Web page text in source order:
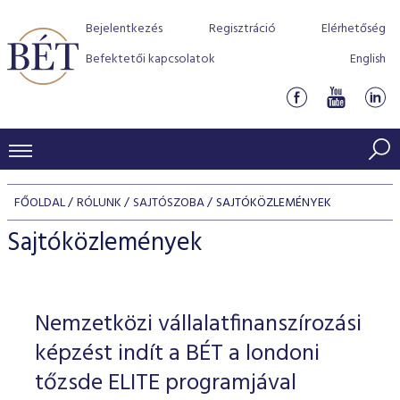
Bejelentkezés Regisztráció
Elérhetőség
Befektetői kapcsolatok
English
KERESKEDÉSI ADATOK
INDEXEK
Jelzáloglevél indexek
Vállalati kötvény indexek
Azonnali Piac
Részvények
Származékos piac
BEFEKTETŐK
Részvény szekció
Hitelpapír szekció
BÉT szabályzatok
Befektetővédelem
Alkalmazott díjstruktúra
Elszámolás
Részvény és vállalati kötvény tőzsdei bevezetését
program
BÉT Xtend - Részvénypiac egyszerűen
TŐZSDETAGOK
Tőzsdetagok, üzletkötők
VENDOROK
FŐOLDAL RÓLUNK SAJTÓSZOBA SAJTÓKÖZLEMÉNYEK
Sajtóközlemények
Nemzetközi vállalatfinanszírozási
képzést indít a BÉT a londoni
tőzsde ELITE programjával